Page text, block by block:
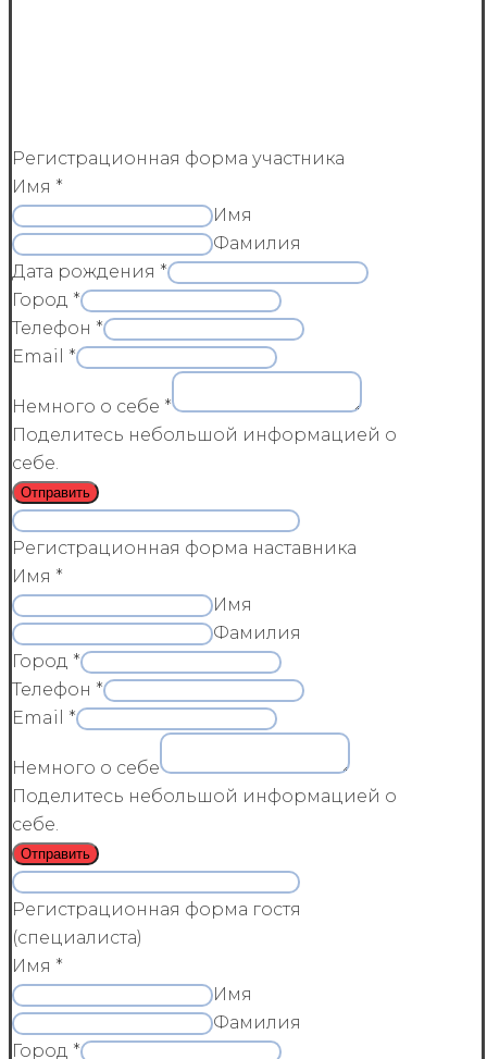
Регистрационная форма участника
Имя *
Имя
Фамилия
Дата рождения *
Город *
Телефон *
Email *
Немного о себе *
Поделитесь небольшой информацией о
себе.
Отправить
Регистрационная форма наставника
Имя *
Имя
Фамилия
Город *
Телефон *
Email *
Немного о себе
Поделитесь небольшой информацией о
себе.
Отправить
Регистрационная форма гостя
(специалиста)
Имя *
Имя
Фамилия
Город *